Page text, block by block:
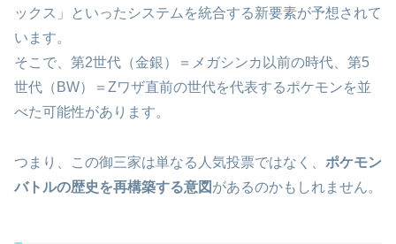
ックス」といったシステムを統合する新要素が予想されて
います。
そこで、第2世代（金銀）＝メガシンカ以前の時代、第5
世代（BW）＝Zワザ直前の世代を代表するポケモンを並
べた可能性があります。
つまり、この御三家は単なる人気投票ではなく、 ポケモン
バトルの歴史を再構築する意図 があるのかもしれません。